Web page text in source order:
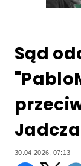
Sąd
30.04.2026, 07:13